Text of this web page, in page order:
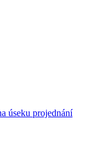
úseku projednání